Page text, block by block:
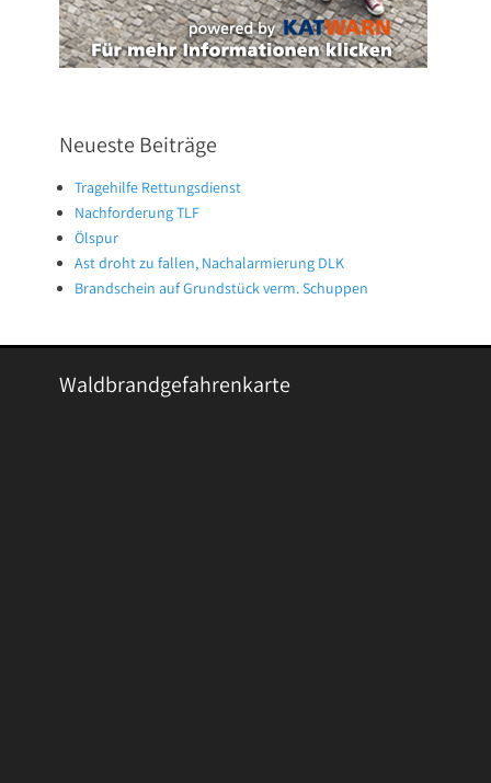
Neueste Beiträge
Tragehilfe Rettungsdienst
Nachforderung TLF
Ölspur
Ast droht zu fallen, Nachalarmierung DLK
Brandschein auf Grundstück verm. Schuppen
Waldbrandgefahrenkarte